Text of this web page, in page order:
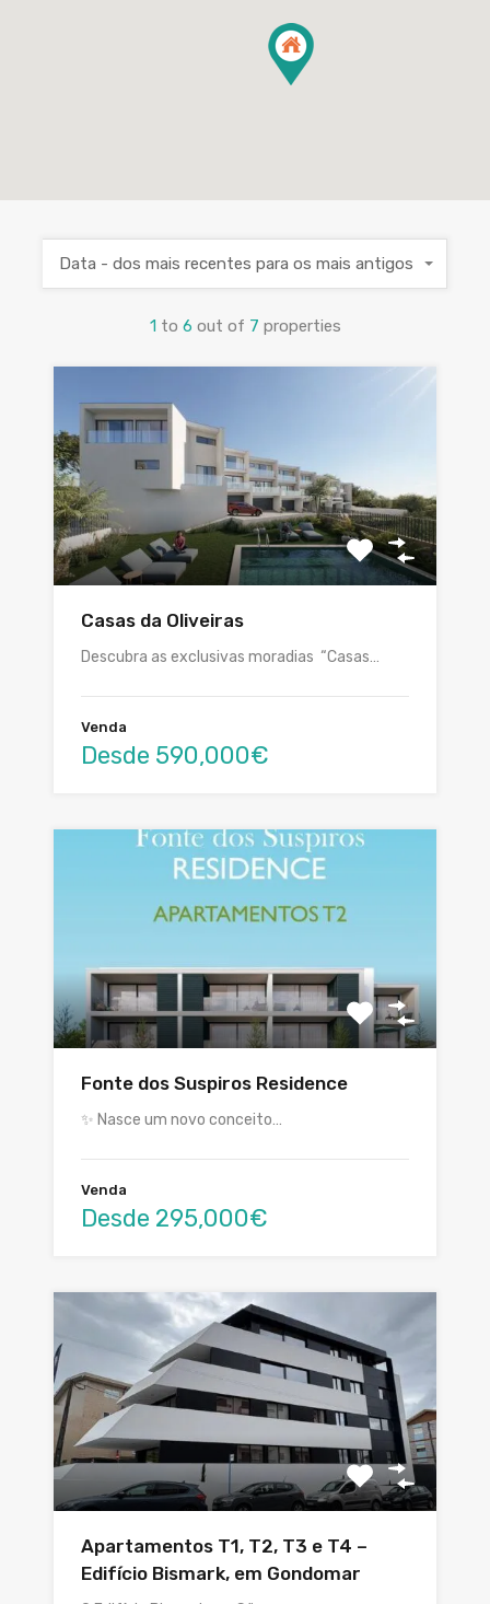
1 to 6 out of 7 properties
Data - dos mais recentes para os mais antigos
Casas da Oliveiras
Descubra as exclusivas moradias “Casas…
Venda
Desde 590,000€
Fonte dos Suspiros Residence
✨ Nasce um novo conceito…
Venda
Desde 295,000€
Apartamentos T1, T2, T3 e T4 –
Edifício Bismark, em Gondomar